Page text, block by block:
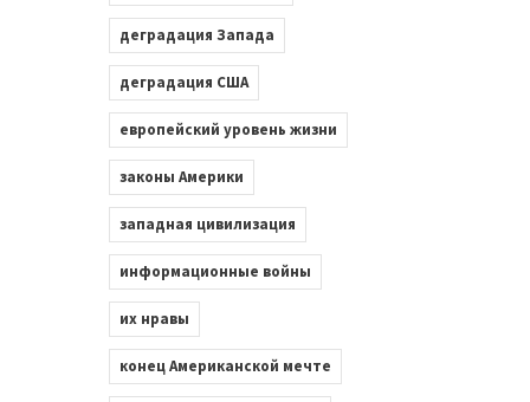
деградация Запада
деградация США
европейский уровень жизни
законы Америки
западная цивилизация
информационные войны
их нравы
конец Американской мечте